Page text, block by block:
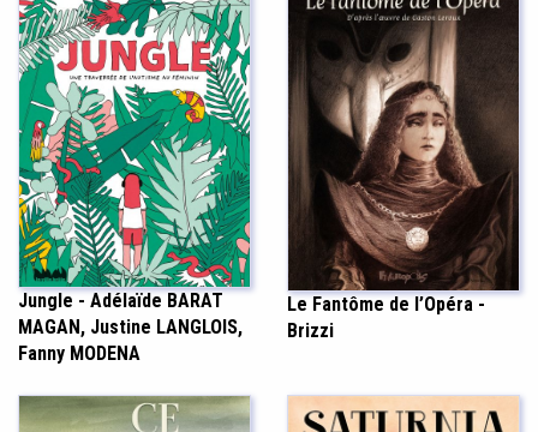
Jungle - Adélaïde BARAT
MAGAN, Justine LANGLOIS,
Fanny MODENA
Le Fantôme de l’Opéra -
Brizzi